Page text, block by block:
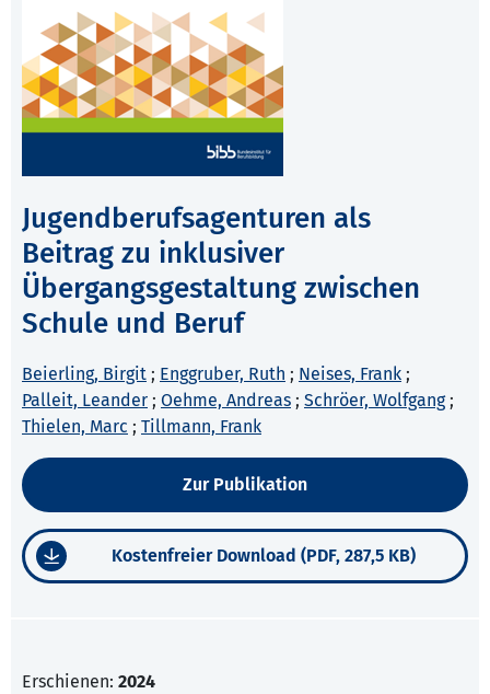
Jugendberufsagenturen als
Beitrag zu inklusiver
Übergangsgestaltung zwischen
Schule und Beruf
Beierling, Birgit ; Enggruber, Ruth ; Neises, Frank ;
Palleit, Leander ; Oehme, Andreas ; Schröer, Wolfgang;
Thielen, Marc ; Tillmann, Frank
Zur Publikation
Kostenfreier Download (PDF, 287,5 KB)
Erschienen: 2024